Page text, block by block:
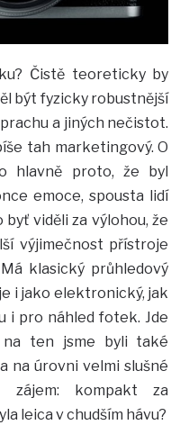
Čistě teoreticky by
být fyzicky robustnější
a jiných nečistot.
tah marketingový. O
hlavně proto, že byl
emoce, spousta lidí
viděli za výlohou, že
výjimečnost přístroje
klasický průhledový
i jako elektronický, jak
i pro náhled fotek. Jde
na ten jsme byli také
na úrovni velmi slušné
zájem: kompakt za
leica v chudším hávu?